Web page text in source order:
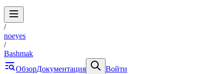
/
noeyes
/
Bashmak
ОбзорДокументация
Войти